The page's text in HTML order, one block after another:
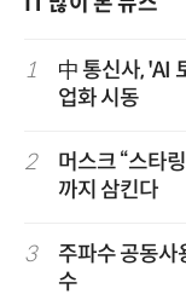
1
中 통신사, 'AI
업화 시동
2
머스크 “스타
까지 삼킨다
3
주파수 공동
수